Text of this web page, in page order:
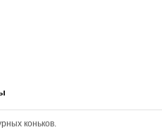
коньков.